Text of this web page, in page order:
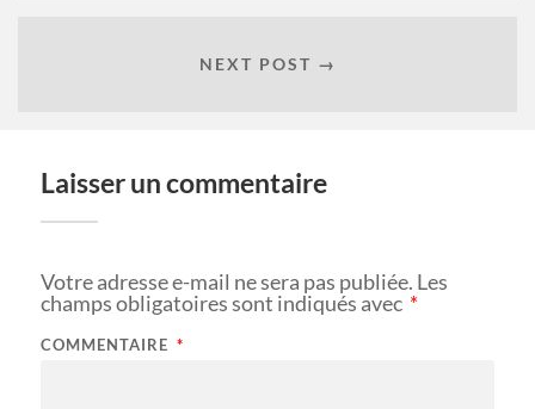
NEXT POST →
Laisser un commentaire
Votre adresse e-mail ne sera pas publiée. Les
champs obligatoires sont indiqués avec *
COMMENTAIRE *